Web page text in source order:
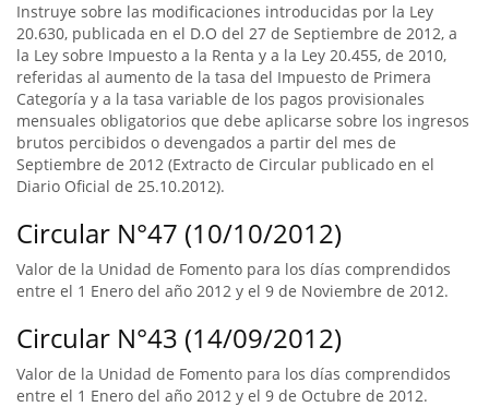
Instruye sobre las modificaciones introducidas por la Ley
20.630, publicada en el D.O del 27 de Septiembre de 2012, a
la Ley sobre Impuesto a la Renta y a la Ley 20.455, de 2010,
referidas al aumento de la tasa del Impuesto de Primera
Categoría y a la tasa variable de los pagos provisionales
mensuales obligatorios que debe aplicarse sobre los ingresos
brutos percibidos o devengados a partir del mes de
Septiembre de 2012 (Extracto de Circular publicado en el
Diario Oficial de 25.10.2012).
Circular N°47 (10/10/2012)
Valor de la Unidad de Fomento para los días comprendidos
entre el 1 Enero del año 2012 y el 9 de Noviembre de 2012.
Circular N°43 (14/09/2012)
Valor de la Unidad de Fomento para los días comprendidos
entre el 1 Enero del año 2012 y el 9 de Octubre de 2012.